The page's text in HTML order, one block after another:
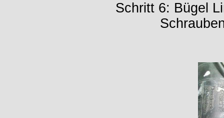
Schritt 6: Bügel